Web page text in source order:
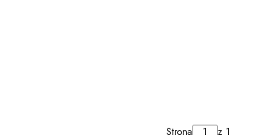
Strona z 1